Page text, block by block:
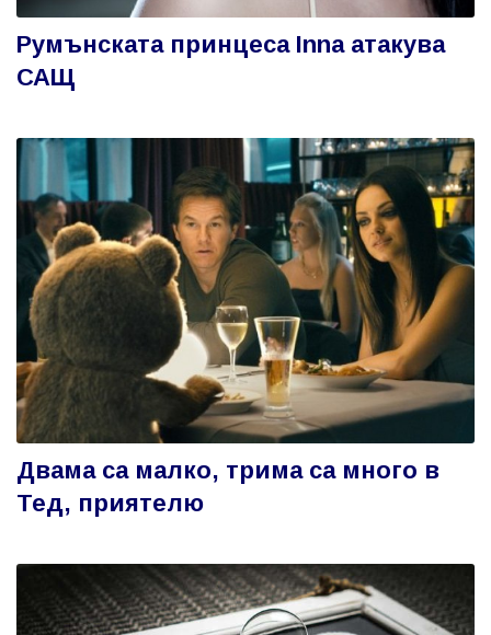
Румънската принцеса Inna атакува
САЩ
Двама са малко, трима са много в
Тед, приятелю